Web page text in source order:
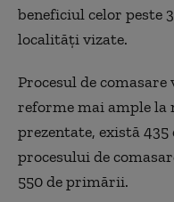
beneficiul celor peste
localităţi vizate.
Procesul de
reforme mai ample
prezentate, există
procesului de
550 de primării.